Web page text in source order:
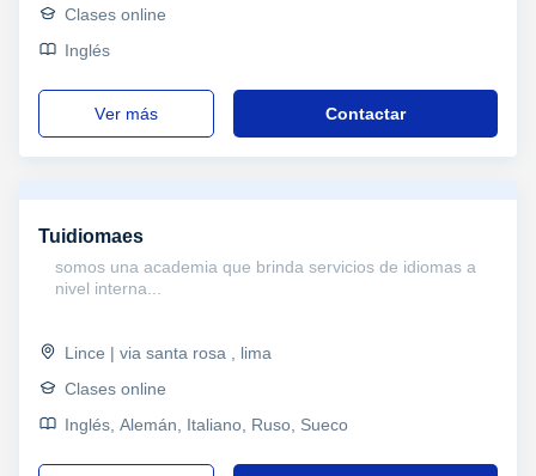
Clases online
Inglés
ver más Contactar
Tuidiomaes
somos una academia que brinda servicios de idiomas a
nivel interna...
Lince | via santa rosa , lima
Clases online
Inglés, Alemán, Italiano, Ruso, Sueco